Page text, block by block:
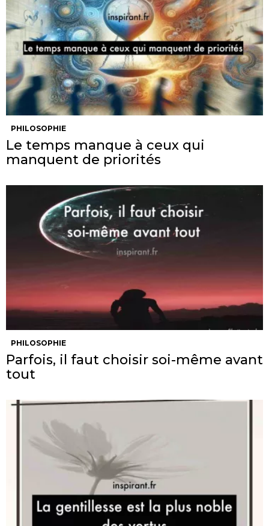
PHILOSOPHIE
Le temps manque à ceux qui
manquent de priorités
PHILOSOPHIE
Parfois, il faut choisir soi-même avant
tout